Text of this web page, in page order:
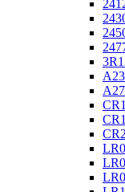
A23
A27
CR2